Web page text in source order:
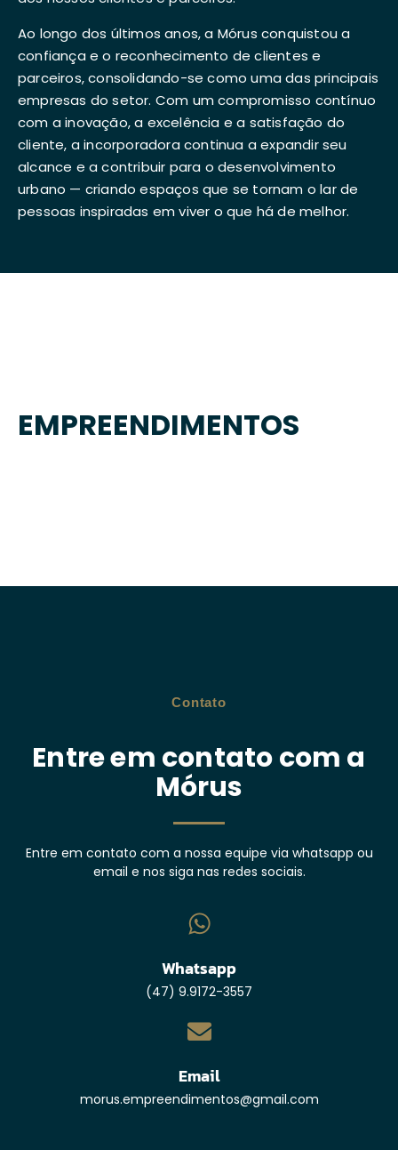
Ao longo dos últimos anos, a Mórus conquistou a
confiança e o reconhecimento de clientes e
parceiros, consolidando-se como uma das principais
empresas do setor. Com um compromisso contínuo
com a inovação, a excelência e a satisfação do
cliente, a incorporadora continua a expandir seu
alcance e a contribuir para o desenvolvimento
urbano — criando espaços que se tornam o lar de
pessoas inspiradas em viver o que há de melhor.
EMPREENDIMENTOS
Contato
Entre em contato com a
Mórus
Entre em contato com a nossa equipe via whatsapp ou
email e nos siga nas redes sociais.
Whatsapp
(47) 9.9172-3557
Email
morus.empreendimentos@gmail.com